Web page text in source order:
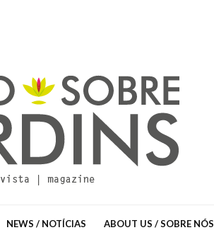
NEWS / NOTÍCIAS ABOUT US / SOBRE NÓS